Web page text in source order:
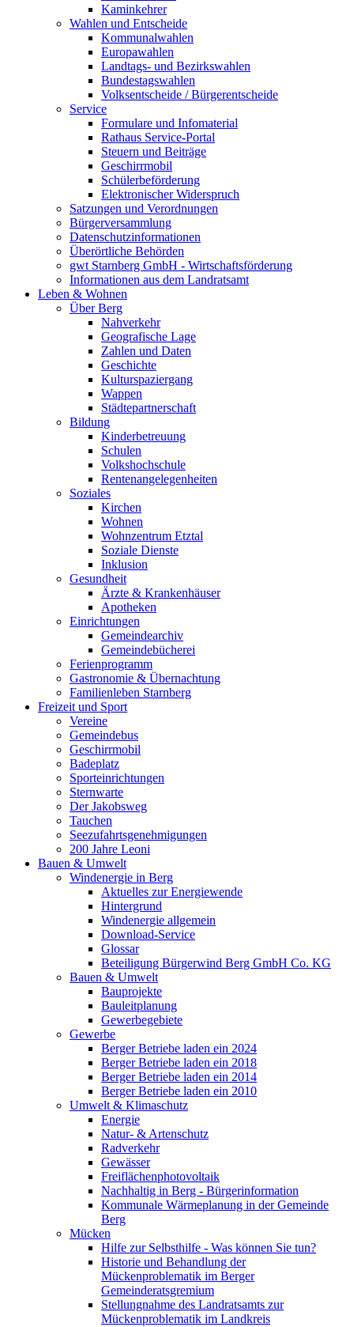
Kaminkehrer
Wahlen und Entscheide
Kommunalwahlen
Europawahlen
Landtags- und Bezirkswahlen
Bundestagswahlen
Volksentscheide / Bürgerentscheide
Service
Formulare und Infomaterial
Rathaus Service-Portal
Steuern und Beiträge
Geschirrmobil
Schülerbeförderung
Elektronischer Widerspruch
Satzungen und Verordnungen
Bürgerversammlung
Datenschutzinformationen
Überörtliche Behörden
gwt Starnberg GmbH - Wirtschaftsförderung
Informationen aus dem Landratsamt
Leben & Wohnen
Über Berg
Nahverkehr
Geografische Lage
Zahlen und Daten
Geschichte
Kulturspaziergang
Wappen
Städtepartnerschaft
Bildung
Kinderbetreuung
Schulen
Volkshochschule
Rentenangelegenheiten
Soziales
Kirchen
Wohnen
Wohnzentrum Etztal
Soziale Dienste
Inklusion
Gesundheit
Ärzte & Krankenhäuser
Apotheken
Einrichtungen
Gemeindearchiv
Gemeindebücherei
Ferienprogramm
Gastronomie & Übernachtung
Familienleben Starnberg
Freizeit und Sport
Vereine
Gemeindebus
Geschirrmobil
Badeplatz
Sporteinrichtungen
Sternwarte
Der Jakobsweg
Tauchen
Seezufahrtsgenehmigungen
200 Jahre Leoni
Bauen & Umwelt
Windenergie in Berg
Aktuelles zur Energiewende
Hintergrund
Windenergie allgemein
Download-Service
Glossar
Beteiligung Bürgerwind Berg GmbH Co. KG
Bauen & Umwelt
Bauprojekte
Bauleitplanung
Gewerbegebiete
Gewerbe
Berger Betriebe laden ein 2024
Berger Betriebe laden ein 2018
Berger Betriebe laden ein 2014
Berger Betriebe laden ein 2010
Umwelt & Klimaschutz
Energie
Natur- & Artenschutz
Radverkehr
Gewässer
Freiflächenphotovoltaik
Nachhaltig in Berg - Bürgerinformation
Kommunale Wärmeplanung in der Gemeinde
Berg
Mücken
Hilfe zur Selbsthilfe - Was können Sie tun?
Historie und Behandlung der
Mückenproblematik im Berger
Gemeinderatsgremium
Stellungnahme des Landratsamts zur
Mückenproblematik im Landkreis